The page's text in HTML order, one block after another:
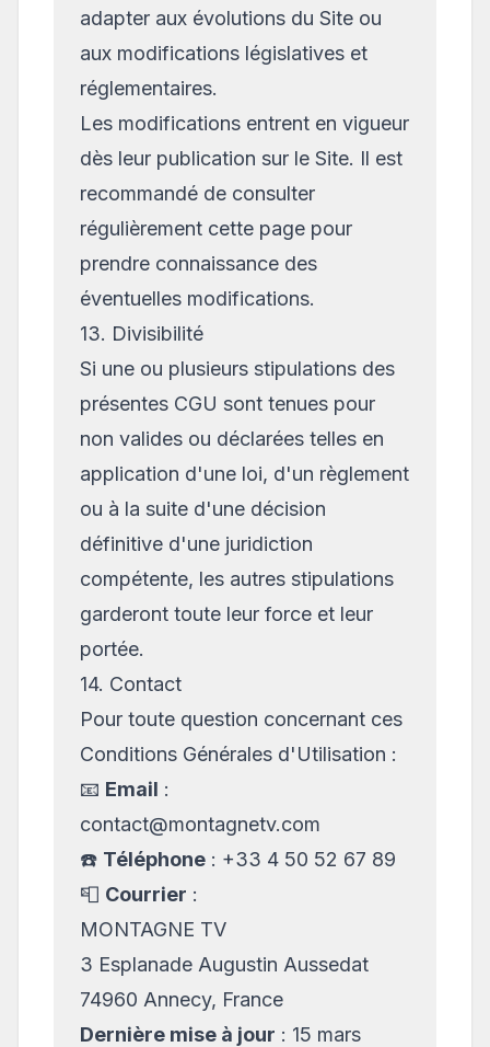
adapter aux évolutions du Site ou
aux modifications législatives et
réglementaires.
Les modifications entrent en vigueur
dès leur publication sur le Site. Il est
recommandé de consulter
régulièrement cette page pour
prendre connaissance des
éventuelles modifications.
13. Divisibilité
Si une ou plusieurs stipulations des
présentes CGU sont tenues pour
non valides ou déclarées telles en
application d'une loi, d'un règlement
ou à la suite d'une décision
définitive d'une juridiction
compétente, les autres stipulations
garderont toute leur force et leur
portée.
14. Contact
Pour toute question concernant ces
Conditions Générales d'Utilisation :
📧 Email :
contact@montagnetv.com
☎️ Téléphone : +33 4 50 52 67 89
📮 Courrier :
MONTAGNE TV
3 Esplanade Augustin Aussedat
74960 Annecy, France
Dernière mise à jour : 15 mars